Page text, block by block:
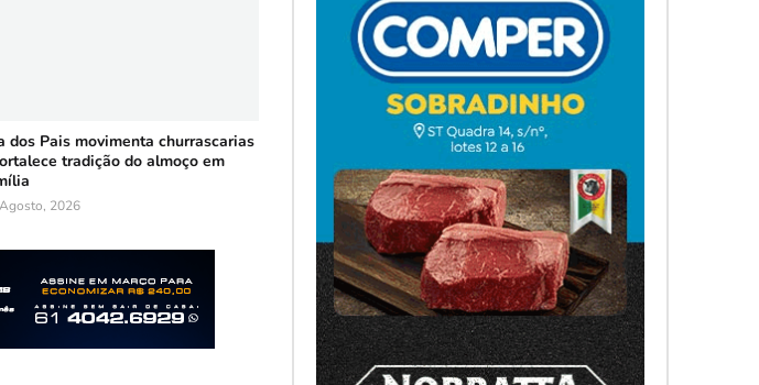
dos Pais movimenta churrascarias
tradição do almoço em
2026